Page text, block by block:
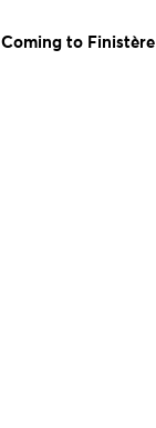
Coming to Finistère